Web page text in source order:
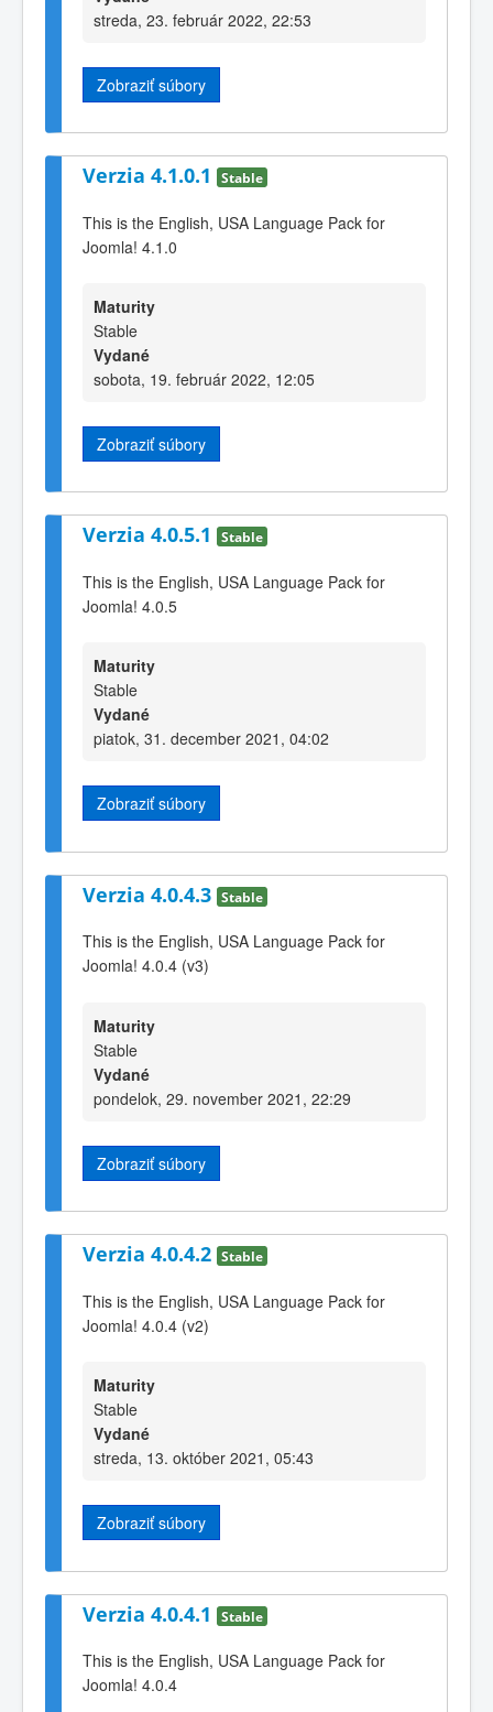
streda, 23. február 2022, 22:53
Zobraziť súbory
Verzia 4.1.0.1 Stable
This is the English, USA Language Pack for
Joomla! 4.1.0
Maturity
Stable
Vydané
sobota, 19. február 2022, 12:05
Zobraziť súbory
Verzia 4.0.5.1 Stable
This is the English, USA Language Pack for
Joomla! 4.0.5
Maturity
Stable
Vydané
piatok, 31. december 2021, 04:02
Zobraziť súbory
Verzia 4.0.4.3 Stable
This is the English, USA Language Pack for
Joomla! 4.0.4 (v3)
Maturity
Stable
Vydané
pondelok, 29. november 2021, 22:29
Zobraziť súbory
Verzia 4.0.4.2 Stable
This is the English, USA Language Pack for
Joomla! 4.0.4 (v2)
Maturity
Stable
Vydané
streda, 13. október 2021, 05:43
Zobraziť súbory
Verzia 4.0.4.1 Stable
This is the English, USA Language Pack for
Joomla! 4.0.4